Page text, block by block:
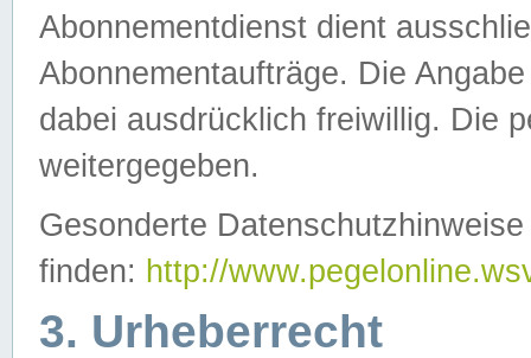
Abonnementdienst dient
Abonnementaufträge. Die
dabei ausdrücklich freiwillig. Die
weitergegeben.
Gesonderte
finden: http://
3. Urheberrecht